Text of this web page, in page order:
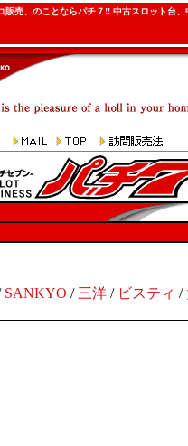
売、のことならパチ７!! 中古スロット台
SANKYO / 三洋 / ビスティ /